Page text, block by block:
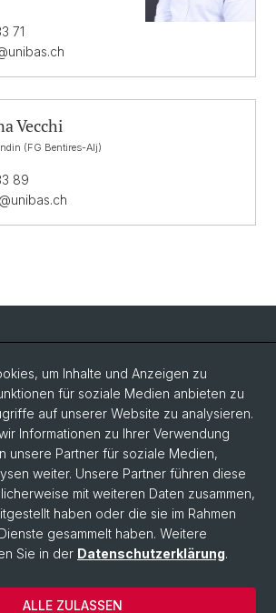
71
Vecchi
(FG Bentires-Alj)
89
um Inhalte und Anzeigen zu
für soziale Medien anbieten zu
auf unserer Website zu analysieren.
Informationen zu Ihrer Verwendung
unsere Partner für soziale Medien,
weiter. Unsere Partner führen diese
mit weiteren Daten zusammen,
haben oder die sie im Rahmen
gesammelt haben. Weitere
Sie in der Datenschutzerklärung.
ALLE ZULASSEN